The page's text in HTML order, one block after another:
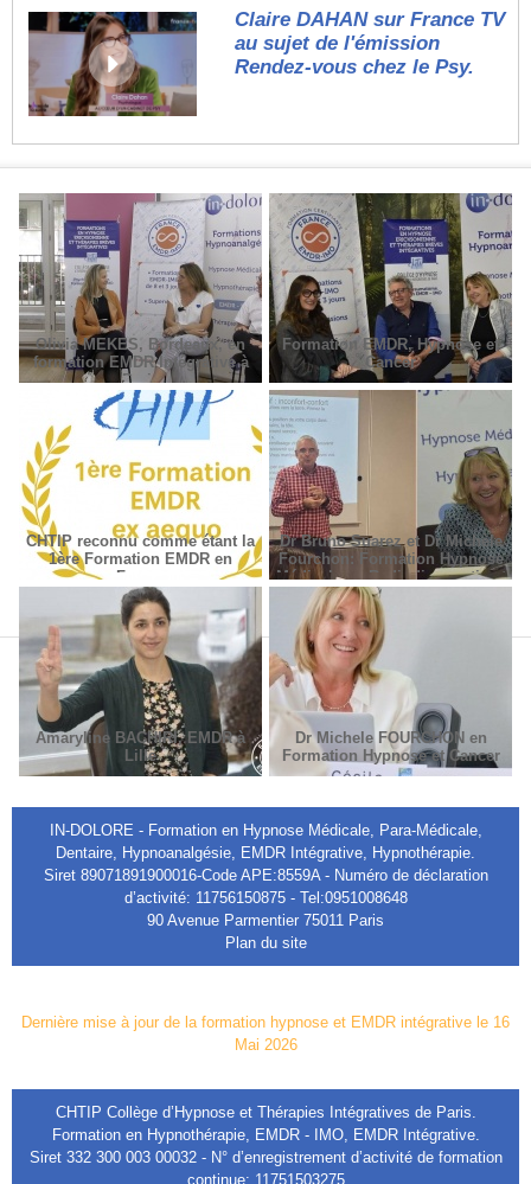
Claire DAHAN sur France TV
au sujet de l'émission
Rendez-vous chez le Psy.
Olivia MEKES, Bordeaux, en
formation EMDR Intégrative à
Paris
Formation EMDR, Hypnose et
Cancer
CHTIP reconnu comme étant la
1ère Formation EMDR en
France
Dr Bruno Suarez et Dr Michèle
Fourchon: Formation Hypnose
Médicale en Radiodiagnostic et
Radiothérapie.
Amaryline BACHIRI, EMDR à
Lille
Dr Michele FOURCHON en
Formation Hypnose et Cancer
IN-DOLORE - Formation en Hypnose Médicale, Para-Médicale,
Dentaire, Hypnoanalgésie, EMDR Intégrative, Hypnothérapie.
Siret 89071891900016-Code APE:8559A - Numéro de déclaration
d’activité: 11756150875 - Tel:0951008648
90 Avenue Parmentier 75011 Paris
Plan du site
Dernière mise à jour de la formation hypnose et EMDR intégrative le 16
Mai 2026
CHTIP Collège d’Hypnose et Thérapies Intégratives de Paris.
Formation en Hypnothérapie, EMDR - IMO, EMDR Intégrative.
Siret 332 300 003 00032 - N° d’enregistrement d’activité de formation
continue: 11751503275